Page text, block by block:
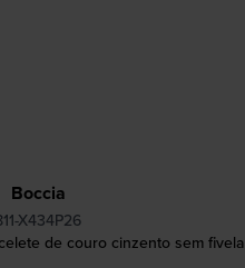
Boccia
X434P26
de couro cinzento sem fivela